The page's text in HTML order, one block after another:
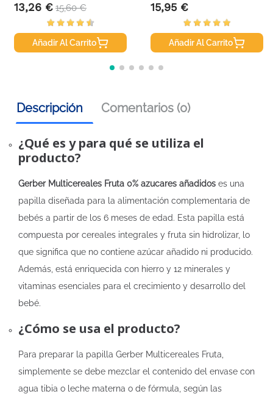
Precio
13,26 € Precio base
15,60 €
Añadir Al Carrito
Precio
15,95 €
Añadir Al Carrito
Descripción Comentarios (0)
¿Qué es y para qué se utiliza el
producto?
Gerber Multicereales Fruta 0% azucares añadidos es una
papilla diseñada para la alimentación complementaria de
bebés a partir de los 6 meses de edad. Esta papilla está
compuesta por cereales integrales y fruta sin hidrolizar, lo
que significa que no contiene azúcar añadido ni producido.
Además, está enriquecida con hierro y 12 minerales y
vitaminas esenciales para el crecimiento y desarrollo del
bebé.
¿Cómo se usa el producto?
Para preparar la papilla Gerber Multicereales Fruta,
simplemente se debe mezclar el contenido del envase con
agua tibia o leche materna o de fórmula, según las